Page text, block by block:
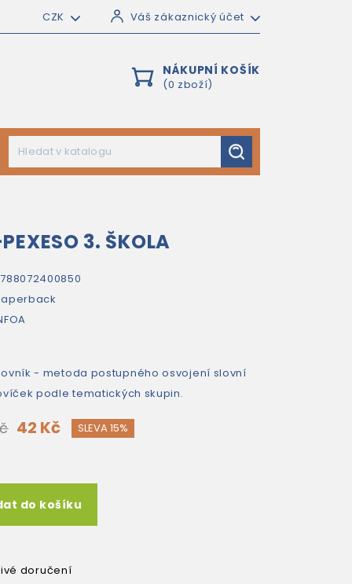
CZK Váš zákaznický účet
NÁKUPNÍ KOŠÍK
(0 zboží)
3. ŠKOLA
- metoda postupného osvojení slovní
podle tematických skupin.
42 Kč SLEVA 15%
do košíku
doručení